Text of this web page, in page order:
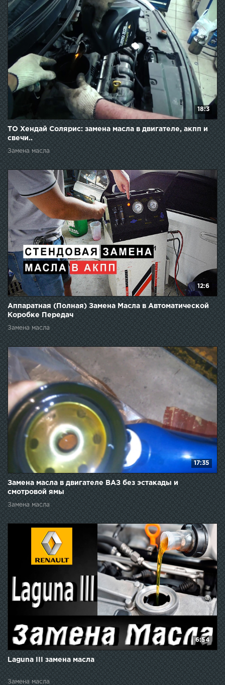
18:3
ТО Хендай Солярис: замена масла в двигателе, акпп и
свечи..
Замена масла
12:6
Аппаратная (Полная) Замена Масла в Автоматической
Коробке Передач
Замена масла
17:35
Замена масла в двигателе ВАЗ без эстакады и
смотровой ямы
Замена масла
6:54
Laguna III замена масла
Замена масла